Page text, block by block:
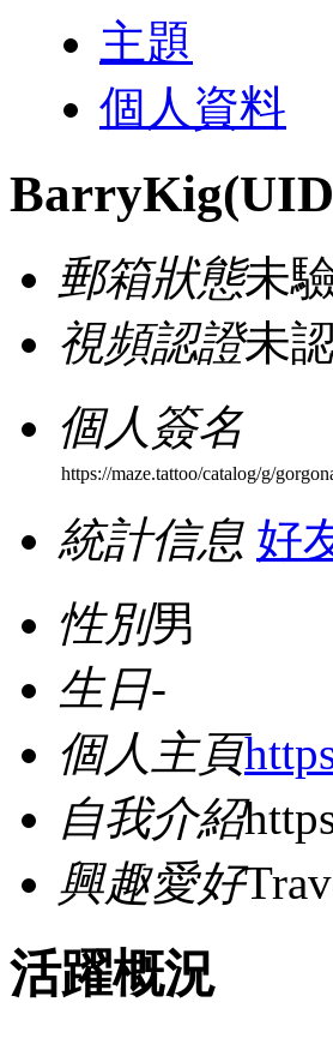
主題
個人資料
BarryKig
郵箱狀態未
視頻認證未
個人簽名
https://maze.tattoo/catalog/g/
統計信息 好
性別男
生日-
個人主頁
自我介紹
興趣愛好
活躍概況